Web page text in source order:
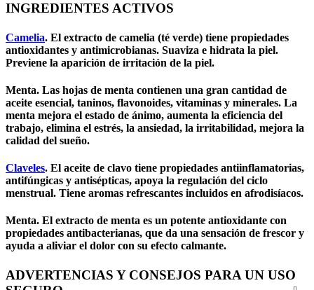
INGREDIENTES ACTIVOS
Camelia. El extracto de camelia (té verde) tiene propiedades
antioxidantes y antimicrobianas. Suaviza e hidrata la piel.
Previene la aparición de irritación de la piel.
Menta. Las hojas de menta contienen una gran cantidad de
aceite esencial, taninos, flavonoides, vitaminas y minerales. La
menta mejora el estado de ánimo, aumenta la eficiencia del
trabajo, elimina el estrés, la ansiedad, la irritabilidad, mejora la
calidad del sueño.
Claveles. El aceite de clavo tiene propiedades antiinflamatorias,
antifúngicas y antisépticas, apoya la regulación del ciclo
menstrual. Tiene aromas refrescantes incluidos en afrodisíacos.
Menta. El extracto de menta es un potente antioxidante con
propiedades antibacterianas, que da una sensación de frescor y
ayuda a aliviar el dolor con su efecto calmante.
ADVERTENCIAS Y CONSEJOS PARA UN USO